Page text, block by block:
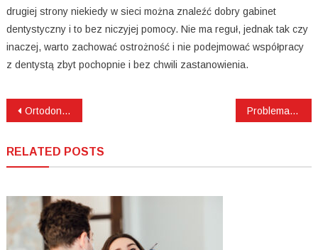
drugiej strony niekiedy w sieci można znaleźć dobry gabinet
dentystyczny i to bez niczyjej pomocy. Nie ma reguł, jednak tak czy
inaczej, warto zachować ostrożność i nie podejmować współpracy
z dentystą zbyt pochopnie i bez chwili zastanowienia.
Nawigacja
Ortodonta dziecięcy Olsztyn Problematyczne ósemki- jakie kroki należy podjąć?
RELATED POSTS